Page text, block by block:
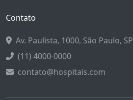
Contato
Av. Paulista, 1000, São Paulo, SP
(11) 4000-0000
contato@hospitais.com